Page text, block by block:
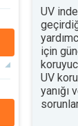
UV
için
UV
yanığı